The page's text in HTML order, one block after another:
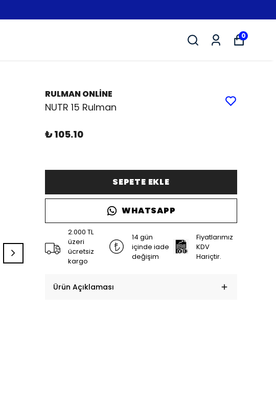
0
RULMAN ONLİNE
NUTR 15 Rulman
₺ 105.10
SEPETE EKLE
WHATSAPP
2.000 TL
üzeri
ücretsiz
kargo
14 gün
içinde iade
değişim
Fiyatlarımız
KDV
Hariçtir.
Ürün Açıklaması